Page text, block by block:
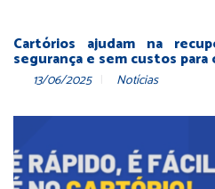
Cartórios ajudam na
segurança e sem custos para
13/06/2025 Notícias